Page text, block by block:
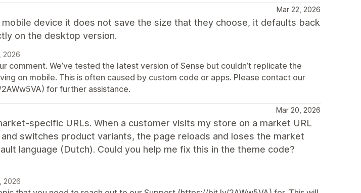
Mar 22, 2026
device it does not save the size that they choose, it defaults back
on the desktop version.
2026
comment. We’ve tested the latest version of Sense but couldn’t replicate the
on mobile. This is often caused by custom code or apps. Please contact our
for further assistance.
Mar 20, 2026
specific URLs. When a customer visits my store on a market URL
switches product variants, the page reloads and loses the market
language (Dutch). Could you help me fix this in the theme code?
2026